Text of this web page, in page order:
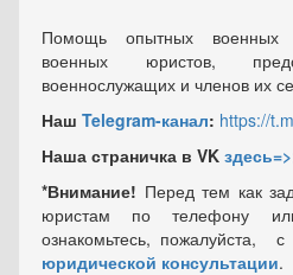
Помощь опытных военных
военных юристов,
военнослужащих и членов их
Наш Telegram-канал: https://
Наша страничка в VK
*Внимание! Перед тем как
юристам по телефону
ознакомьтесь, пожалуйста, с
юридической консультации.